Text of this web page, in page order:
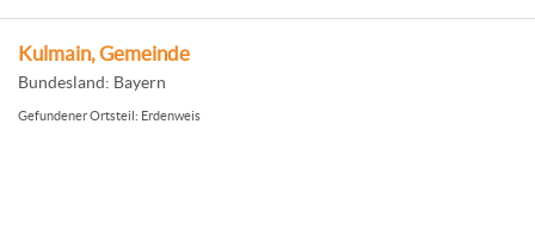
Kulmain, Gemeinde
Bundesland: Bayern
Gefundener Ortsteil: Erdenweis